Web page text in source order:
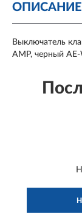
ОПИСАНИЕ
Выключатель
AMP, черный